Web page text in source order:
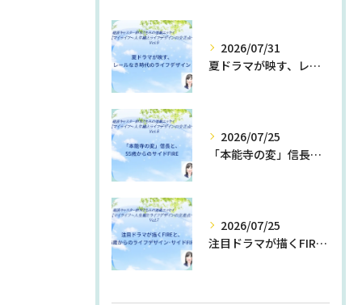
2026/07/31
夏ドラマが映す、レールなき時代のライフデザイン
2026/07/25
「本能寺の変」信長と、55歳からのサイドFIRE
2026/07/25
注目ドラマが描くFIREと、55歳からのライフデザイン・サイドFIRE